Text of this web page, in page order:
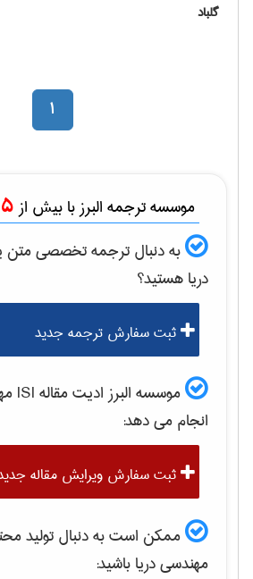
گلباد
1
موسسه ترجمه البرز با بیش از
به دنبال ترجمه تخصصی متن
دریاهستید؟
ثبت سفارش ترجمه جدید
موسسه البرز ادیت مقاله ISI
انجام می دهد:
ثبت سفارش ویرایش مقاله
ممکن است به دنبال تولید
مهندسی دریاباشید: